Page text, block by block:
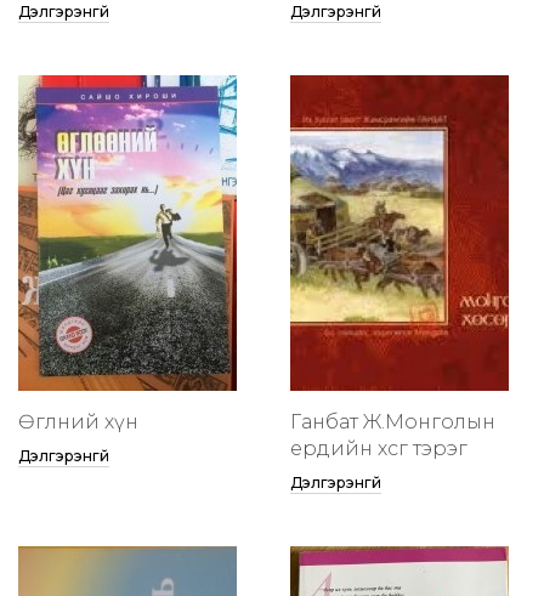
Дэлгэрэнгүй Дэлгэрэнгүй
Өглөөний хүн
Дэлгэрэнгүй
Ганбат Ж.Монголын
ердийн хөсөг тэрэг
Дэлгэрэнгүй